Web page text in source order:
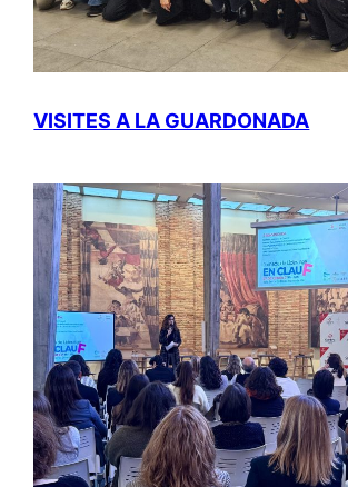
VISITES A LA GUARDONADA